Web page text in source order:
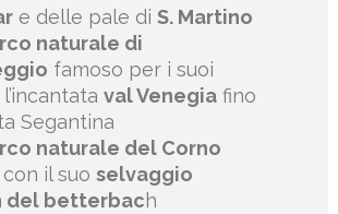
e delle pale di S. Martino
naturale di
famoso per i suoi
l’incantata val Venegia fino
Segantina
naturale del Corno
con il suo selvaggio
del betterbach